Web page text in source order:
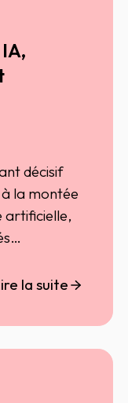
décisif
la montée
artificielle,
dû revoir en
culture
piliers
la suite